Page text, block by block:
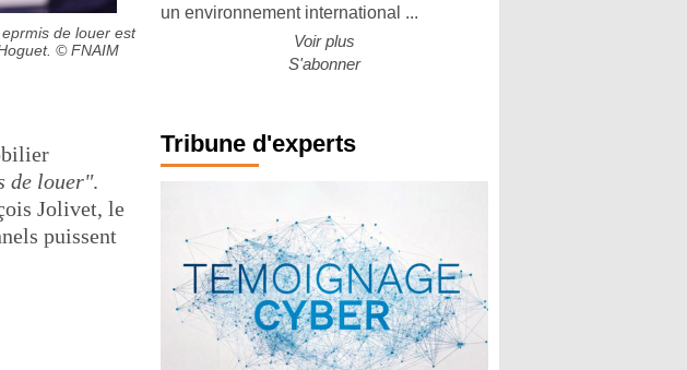
de louer est
© FNAIM
de louer".
Jolivet, le
puissent
un environnement international ...
Voir plus
S'abonner
Tribune d'experts